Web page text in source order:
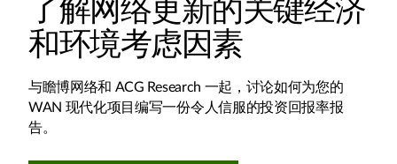
了解网络更新的关键经济
和环境考虑因素
与瞻博网络和 ACG Research 一起，讨论如何为您的
WAN 现代化项目编写一份令人信服的投资回报率报
告。